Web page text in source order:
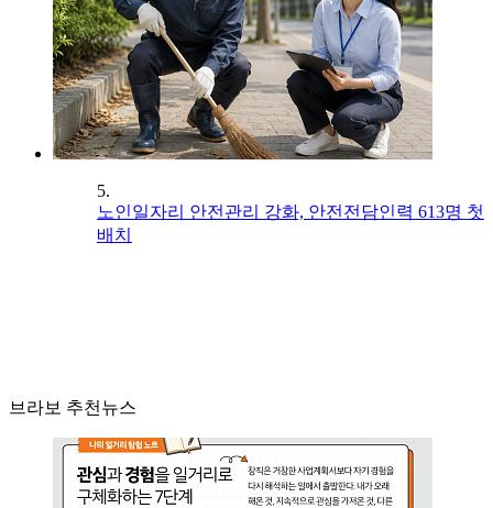
5.
노인일자리 안전관리 강화, 안전전담인력 613명 첫
배치
브라보 추천뉴스